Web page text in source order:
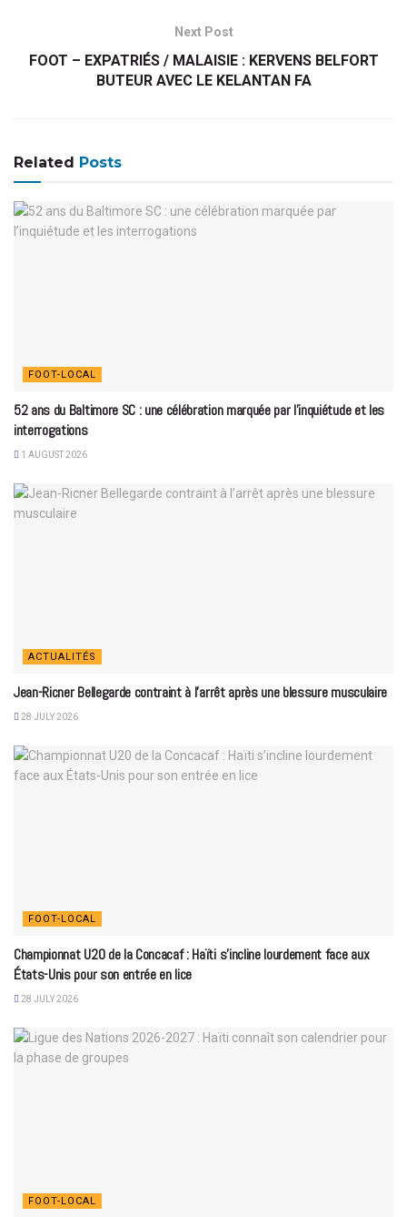
Next Post
FOOT – EXPATRIÉS / MALAISIE : KERVENS BELFORT
BUTEUR AVEC LE KELANTAN FA
Related Posts
FOOT-LOCAL
52 ans du Baltimore SC : une célébration marquée par l’inquiétude et les
interrogations
1 AUGUST 2026
ACTUALITÉS
Jean-Ricner Bellegarde contraint à l’arrêt après une blessure musculaire
28 JULY 2026
FOOT-LOCAL
Championnat U20 de la Concacaf : Haïti s’incline lourdement face aux
États-Unis pour son entrée en lice
28 JULY 2026
FOOT-LOCAL